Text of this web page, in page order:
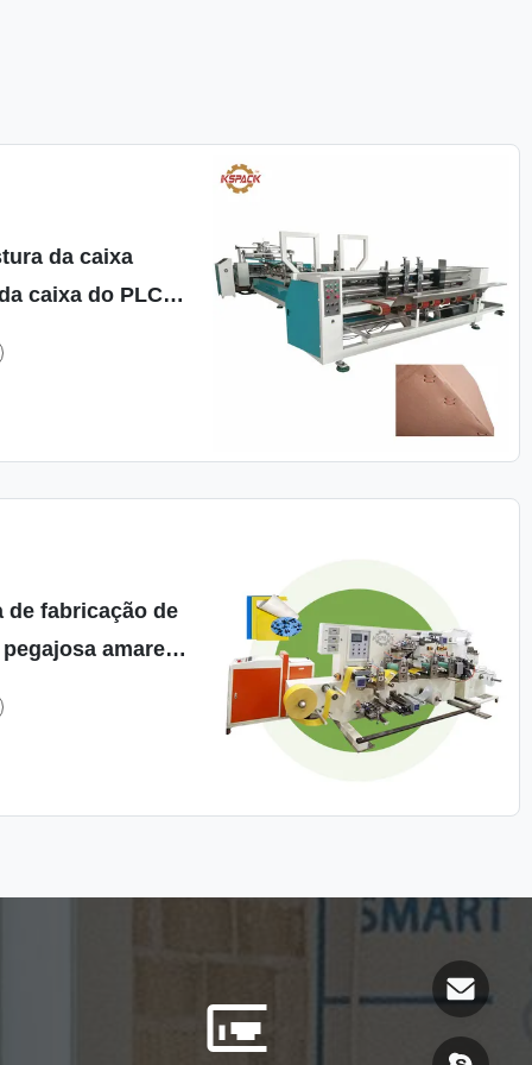
da caixa
caixa do PLC
de fabricação de
amarela
para armadilha
rato